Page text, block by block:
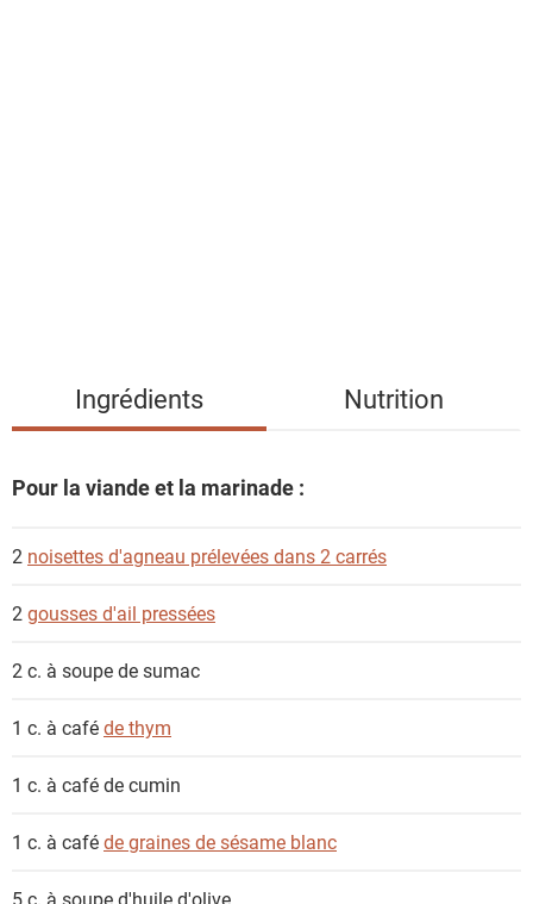
d
n
Ingrédients Nutrition
Pour la viande et la marinade :
2 noisettes d'agneau prélevées dans 2 carrés
2 gousses d'ail pressées
2 c. à soupede sumac
1 c. à caféde thym
1 c. à caféde cumin
1 c. à caféde graines de sésame blanc
5 c. à souped'huile d'olive